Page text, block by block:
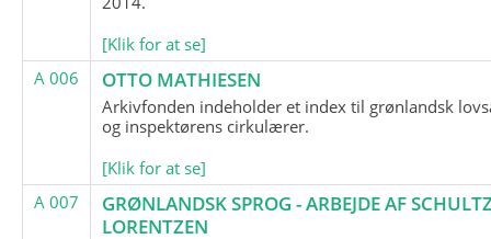
[Klik for at se]
A 006
OTTO MATHIESEN
Arkivfonden indeholder et index til grønlandsk
og inspektørens cirkulærer.
[Klik for at se]
A 007
GRØNLANDSK SPROG - ARBEJDE AF
LORENTZEN